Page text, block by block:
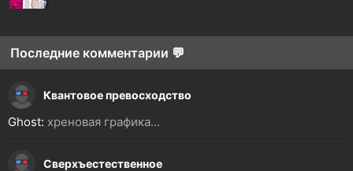
Последние комментарии 💬
Квантовое превосходство
Ghost: хреновая графика...
Сверхъестественное